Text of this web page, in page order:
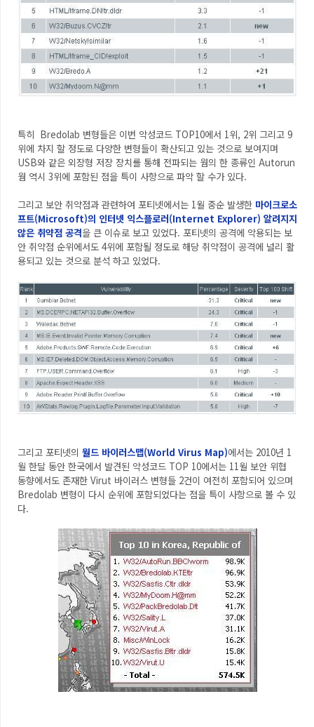
특히 Bredolab 변형들은 이번 악성코드 TOP10에서 1위, 2위 그리고 9
위에 차지 할 정도로 다양한 변형들이 확산되고 있는 것으로 보여지며
USB와 같은 외장형 저장 장치를 통해 전파되는 웜의 한 종류인 Autorun
웜 역시 3위에 포함된 점을 특이 사항으로 파악 할 수가 있다.
그리고 보안 취약점과 관련하여 포티넷에서는 1월 중순 발생한 마이크로소
프트(Microsoft)의 인터넷 익스플로러(Internet Explorer) 알려지지
않은 취약점 공격을 큰 이슈로 보고 있었다. 포티넷의 공격에 악용되는 보
안 취약점 순위에서도 4위에 포함될 정도로 해당 취약점이 공격에 널리 활
용되고 있는 것으로 분석 하고 있었다.
그리고 포티넷의 월드 바이러스맵(World Virus Map)에서는 2010년 1
월 한달 동안 한국에서 발견된 악성코드 TOP 10에서는 11월 보안 위협
동향에서도 존재한 Virut 바이러스 변형들 2건이 여전히 포함되어 있으며
Bredolab 변형이 다시 순위에 포함되었다는 점을 특이 사항으로 볼 수 있
다.